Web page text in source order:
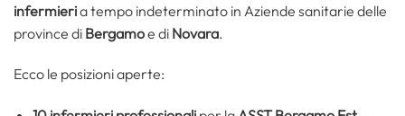
infermieria tempo indeterminato in Aziende sanitarie delle
province di Bergamoe di Novara.
Ecco le posizioni aperte: